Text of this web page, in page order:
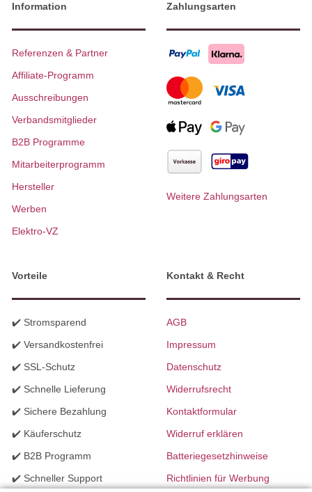
Information
Referenzen & Partner
Affiliate-Programm
Ausschreibungen
Verbandsmitglieder
B2B Programme
Mitarbeiterprogramm
Hersteller
Werben
Elektro-VZ
Zahlungsarten
Weitere Zahlungsarten
Vorteile
✔️ Stromsparend
✔️ Versandkostenfrei
✔️ SSL-Schutz
✔️ Schnelle Lieferung
✔️ Sichere Bezahlung
✔️ Käuferschutz
✔️ B2B Programm
✔️ Schneller Support
Kontakt & Recht
AGB
Impressum
Datenschutz
Widerrufsrecht
Kontaktformular
Widerruf erklären
Batteriegesetzhinweise
Richtlinien für Werbung